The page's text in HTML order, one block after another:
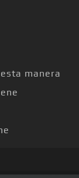
manera